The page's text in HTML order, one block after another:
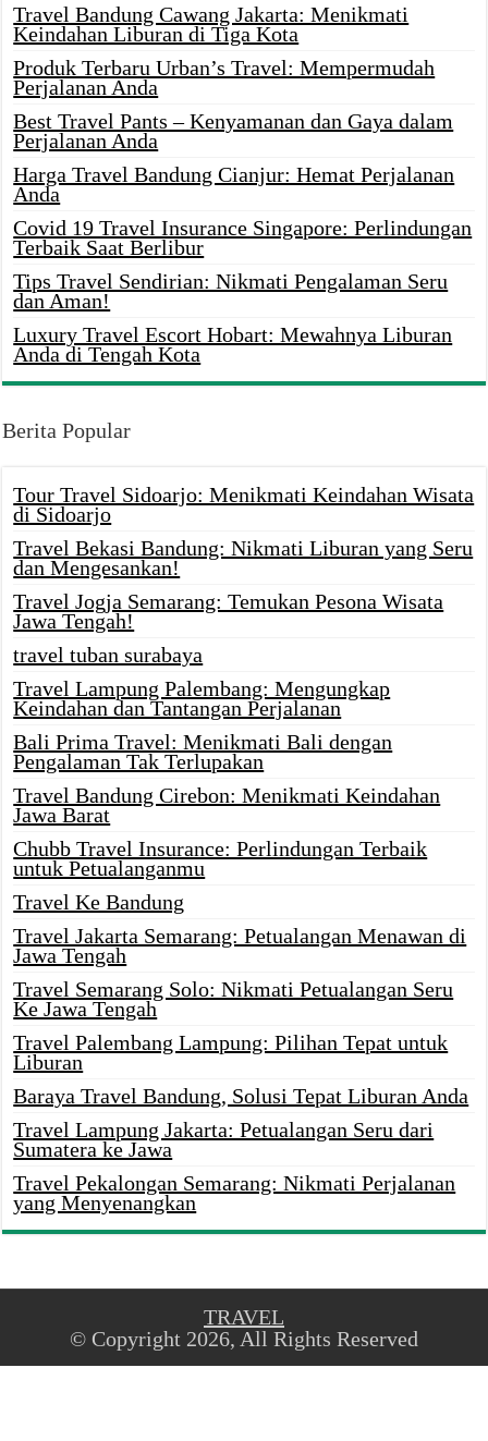
Travel Bandung Cawang Jakarta: Menikmati
Keindahan Liburan di Tiga Kota
Produk Terbaru Urban’s Travel: Mempermudah
Perjalanan Anda
Best Travel Pants – Kenyamanan dan Gaya dalam
Perjalanan Anda
Harga Travel Bandung Cianjur: Hemat Perjalanan
Anda
Covid 19 Travel Insurance Singapore: Perlindungan
Terbaik Saat Berlibur
Tips Travel Sendirian: Nikmati Pengalaman Seru
dan Aman!
Luxury Travel Escort Hobart: Mewahnya Liburan
Anda di Tengah Kota
Berita Popular
Tour Travel Sidoarjo: Menikmati Keindahan Wisata
di Sidoarjo
Travel Bekasi Bandung: Nikmati Liburan yang Seru
dan Mengesankan!
Travel Jogja Semarang: Temukan Pesona Wisata
Jawa Tengah!
travel tuban surabaya
Travel Lampung Palembang: Mengungkap
Keindahan dan Tantangan Perjalanan
Bali Prima Travel: Menikmati Bali dengan
Pengalaman Tak Terlupakan
Travel Bandung Cirebon: Menikmati Keindahan
Jawa Barat
Chubb Travel Insurance: Perlindungan Terbaik
untuk Petualanganmu
Travel Ke Bandung
Travel Jakarta Semarang: Petualangan Menawan di
Jawa Tengah
Travel Semarang Solo: Nikmati Petualangan Seru
Ke Jawa Tengah
Travel Palembang Lampung: Pilihan Tepat untuk
Liburan
Baraya Travel Bandung, Solusi Tepat Liburan Anda
Travel Lampung Jakarta: Petualangan Seru dari
Sumatera ke Jawa
Travel Pekalongan Semarang: Nikmati Perjalanan
yang Menyenangkan
TRAVEL
© Copyright 2026, All Rights Reserved